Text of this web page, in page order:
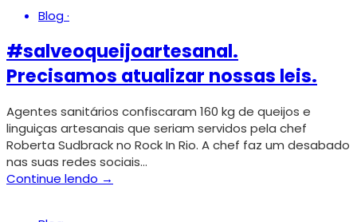
Blog·
#salveoqueijoartesanal.
Precisamos atualizar nossas leis.
Agentes sanitários confiscaram 160 kg de queijos e
linguiças artesanais que seriam servidos pela chef
Roberta Sudbrack no Rock In Rio. A chef faz um desabado
nas suas redes sociais…
Continue lendo →